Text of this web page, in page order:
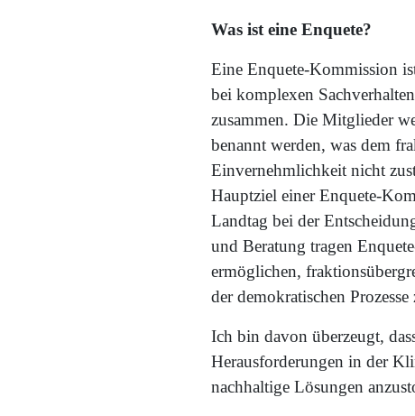
Was ist eine Enquete?
Eine Enquete-Kommission
bei komplexen
zusammen. Die Mitglieder
benannt werden, was dem
Einvernehmlichkeit nicht
Hauptziel einer Enquete-
Landtag bei der
und Beratung tragen
ermöglichen,
der demokratischen Prozesse
Ich bin davon überzeugt,
Herausforderungen in der
nachhaltige Lösungen